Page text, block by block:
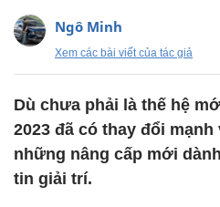
Ngô Minh
Xem các bài viết của tác giả
Dù chưa phải là thế hệ
2023 đã có thay đổi
những nâng cấp mới
tin giải trí.